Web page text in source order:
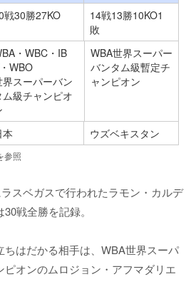
戦30勝27KO
14戦13勝10KO1
敗
・WBC・IB
WBO
界スーパーバン
ム級チャンピオ
WBA世界スーパー
バンタム級暫定チ
ャンピオン
本 ウズベキスタン
参照
スベガスで行われたラモン・カルデ
戦全勝を記録。
はだかる相手は、WBA世界スーパ
オンのムロジョン・アフマダリエ